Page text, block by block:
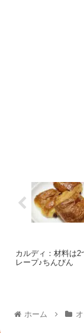
カルディ：材料は2
レープ♪ちんびん
ホーム